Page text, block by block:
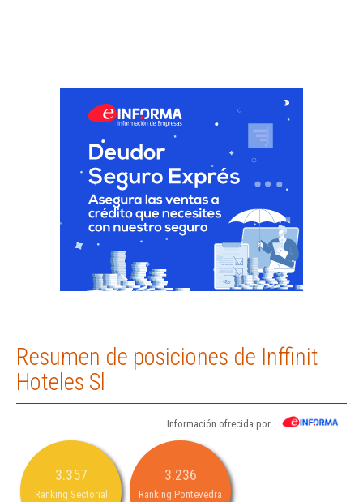
Resumen de posiciones de Inffinit
Hoteles Sl
Información ofrecida por
3.357
Ranking Sectorial
3.236
Ranking Pontevedra